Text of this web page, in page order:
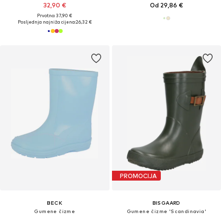
32,90 €
Prvotno: 37,90 €
Posljednja najniža cijena:26,32 €
Od 29,86 €
BECK
Gumene čizme
PROMOCIJA
BISGAARD
Gumene čizme 'Scandinavia'